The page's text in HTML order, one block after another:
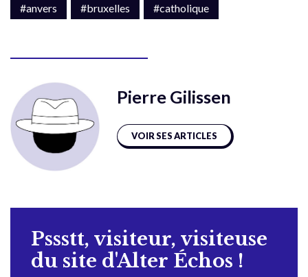
#anvers #bruxelles #catholique
Pierre Gilissen
VOIR SES ARTICLES
Pssstt, visiteur, visiteuse
du site d'Alter Échos !